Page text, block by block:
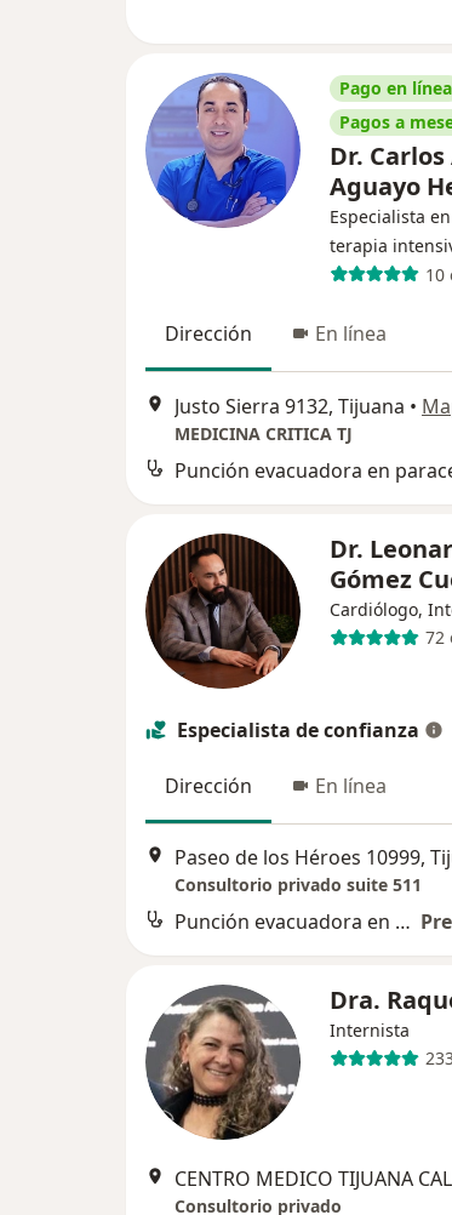
Pago en línea
Pagos a
Dr.
Aguayo
Especialista
terapia
10
Dirección En línea
Justo Sierra 9132, Tijuana •
MEDICINA CRITICA TJ
Punción evacuadora en
Dr.
Gómez
Cardiólogo,
72
Especialista de confianza
Dirección En línea
Paseo de los Héroes 10999,
Consultorio privado suite 511
Punción evacuadora en paracentesis
Dra.
Internista
Consultorio privado